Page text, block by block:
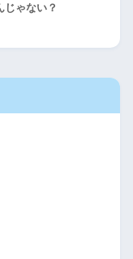
じゃない？